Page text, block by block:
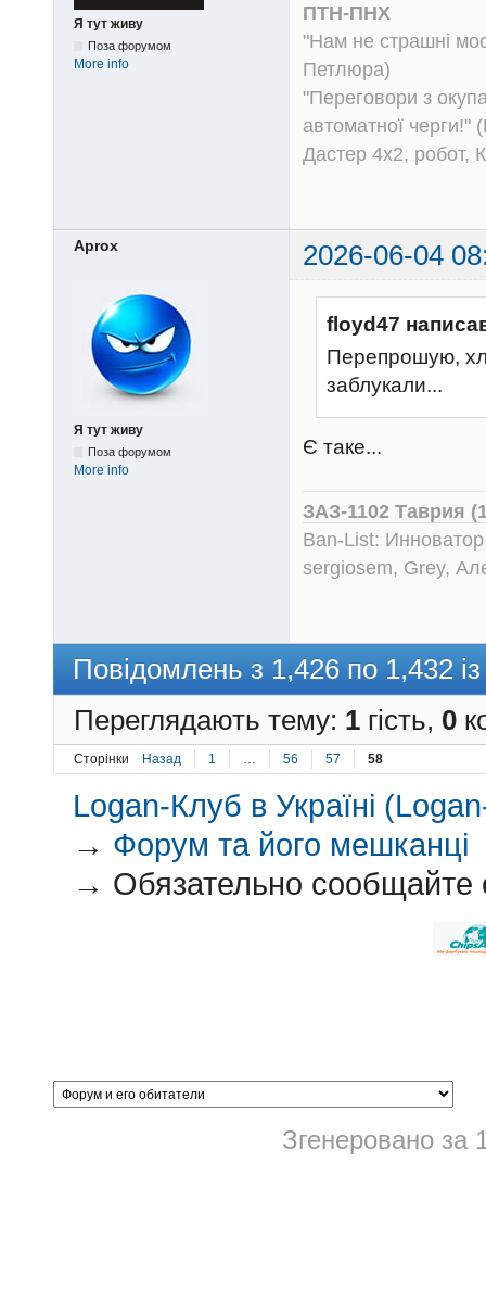
Я тут живу
Поза форумом
More info
ПТН-ПНХ
"Нам не страшні
Петлюра)
"Переговори з
автоматної черги!"
Дастер 4х2, робот,
Aprox 2026-06-04
Я тут живу
Поза форумом
More info
floyd47
Перепрошую,
заблукали...
Є таке...
ЗАЗ-1102 Таврия
Ban-List:
sergiosem, Grey,
Повідомлень з 1,426 по 1,432
Переглядають тему: 1 гість, 0
Сторінки Назад 1 … 56 57 58
Logan-Клуб в Україні
→ Форум та його мешканці
→ Обязательно
Згенеровано за